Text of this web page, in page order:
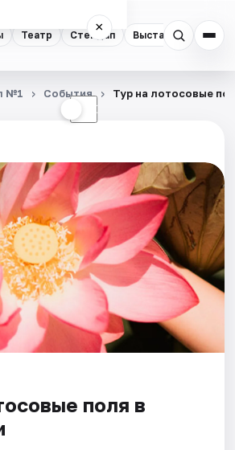
Театр Стендап Выставки
×
☾
№1 События Тур на лотосовые
поля в